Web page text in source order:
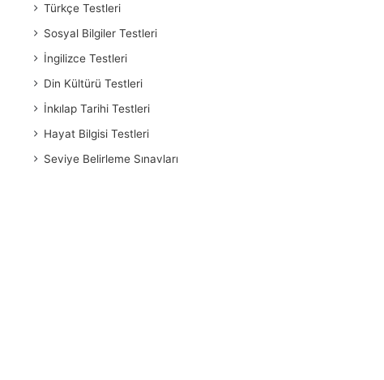
Türkçe Testleri
Sosyal Bilgiler Testleri
İngilizce Testleri
Din Kültürü Testleri
İnkılap Tarihi Testleri
Hayat Bilgisi Testleri
Seviye Belirleme Sınavları